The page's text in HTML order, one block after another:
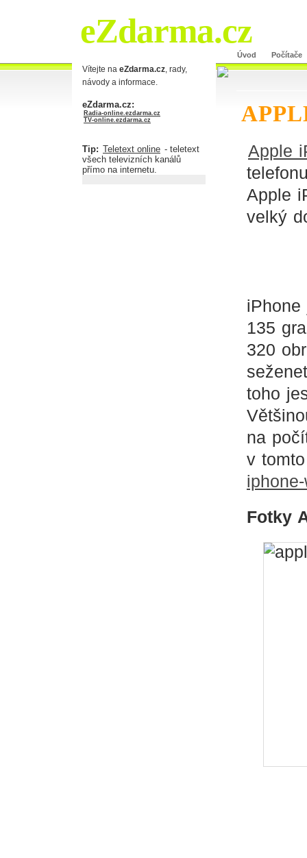
eZdarma.cz
Úvod
Počítače
Vítejte na eZdarma.cz , rady,
návody a informace.
eZdarma.cz:
Radia-online.ezdarma.cz
TV-online.ezdarma.cz
Tip: Teletext online - teletext
všech televizních kanálů
přímo na internetu.
Apple
Apple
velký
135
320
toho
na
v
Fotky